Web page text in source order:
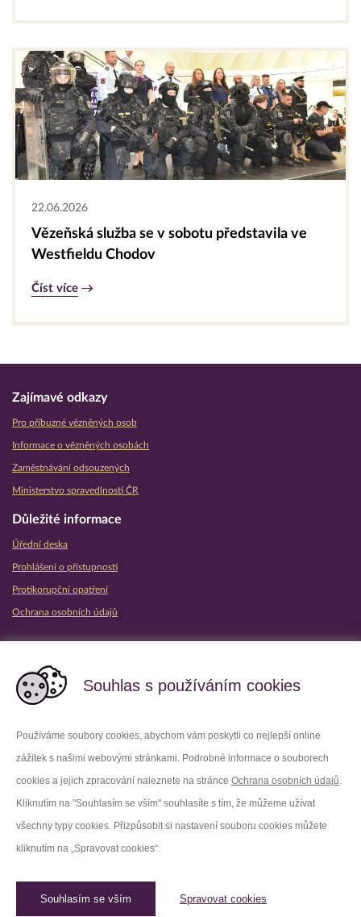
Souhlas s používáním cookies
Používáme soubory cookies, abychom vám poskytli co nejlepší online
zážitek s našimi webovými stránkami. Podrobné informace o souborech
cookies a jejich zpracování naleznete na stránce Ochrana osobních údajů.
Kliknutím na "Souhlasím se vším" souhlasíte s tím, že můžeme užívat
všechny typy cookies. Přizpůsobit si nastavení souboru cookies můžete
kliknutím na „Spravovat cookies“.
Souhlasím se vším Spravovat cookies
22.06.2026
Vězeňská služba se v sobotu představila ve
Westfieldu Chodov
Číst více
Zajímavé odkazy
Pro příbuzné vězněných osob
Informace o vězněných osobách
Zaměstnávání odsouzených
Ministerstvo spravedlnosti ČR
Důležité informace
Úřední deska
Prohlášení o přístupnosti
Protikorupční opatření
Ochrana osobních údajů
Facebook Youtube
LinkedIn